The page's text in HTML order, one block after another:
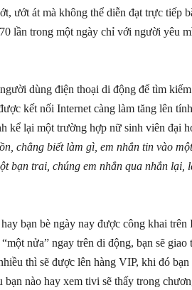
ướt át mà không thể diễn đạt trực tiếp
lần trong một ngày chỉ với người yêu
dùng điện thoại di động để tìm
kết nối Internet càng làm tăng lên
kể lại một trường hợp nữ sinh viên đại
chẳng biết làm gì, em nhắn tin vào
bạn trai, chúng em nhắn qua nhắn lại,
bạn bè ngày nay được công khai
nửa” ngay trên di động, bạn sẽ
thì sẽ được lên hàng VIP, khi đó
nào hay xem tivi sẽ thấy trong